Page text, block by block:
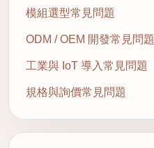
模組選型常見問題
ODM / OEM 開發常見問題
工業與 IoT 導入常見問題
規格與詢價常見問題